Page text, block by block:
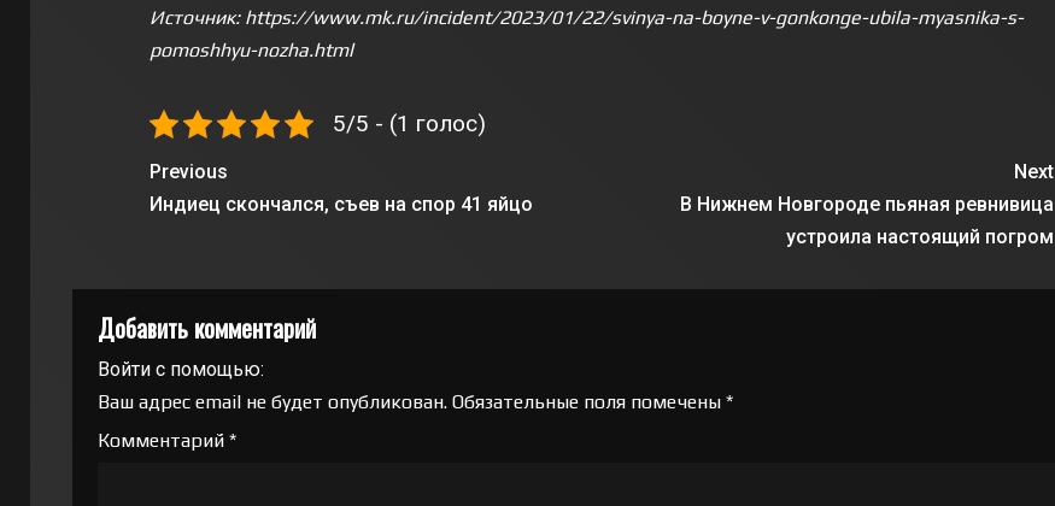
Источник: https://www.mk.ru/incident/2023/01/22/svinya-na-boyne-v-gonkonge-ubila-myasnika-s-
pomoshhyu-nozha.html
5/5 - (1 голос)
Previous
Индиец скончался, съев на спор 41 яйцо
Next
В Нижнем Новгороде пьяная ревнивица
устроила настоящий погром
Добавить комментарий
Войти с помощью:
Ваш адрес email не будет опубликован. Обязательные поля помечены *
Комментарий *